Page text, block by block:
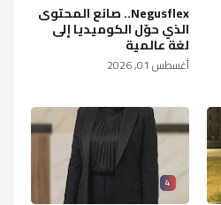
Negusflex.. صانع المحتوى
الذي حوّل الكوميديا إلى
لغة عالمية
أغسطس 01, 2026
4